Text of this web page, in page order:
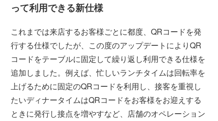
って利用できる新仕様
これまでは来店するお客様ごとに都度、QRコードを発
行する仕様でしたが、この度のアップデートによりQR
コードをテーブルに固定して繰り返し利用できる仕様を
追加しました。例えば、忙しいランチタイムは回転率を
上げるために固定のQRコードを利用し、接客を重視し
たいディナータイムはQRコードをお客様をお迎えする
ときに発行し接点を増やすなど、店舗のオペレーション